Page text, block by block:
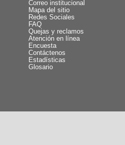
Correo institucional
Mapa del sitio
Redes Sociales
FAQ
Quejas y reclamos
Atención en línea
Encuesta
Contáctenos
Estadísticas
Glosario